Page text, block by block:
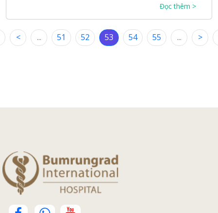
Đọc thêm >
< ... 51 52 53 54 55 ... >